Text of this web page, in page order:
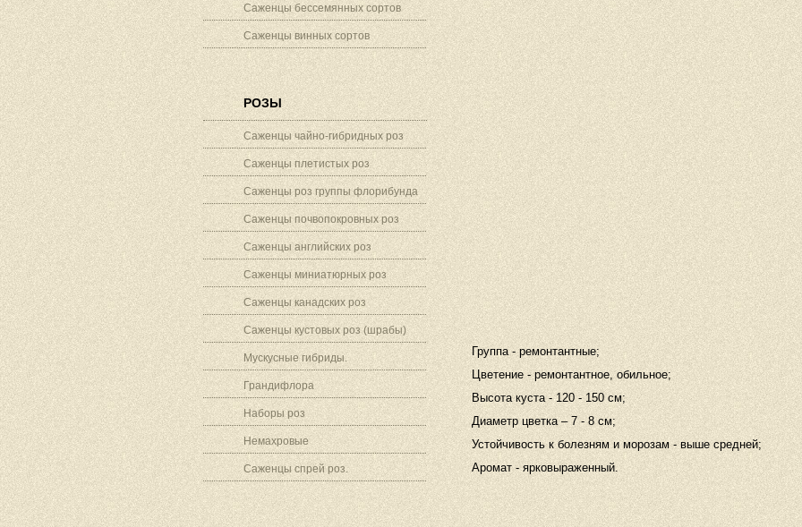
Саженцы бессемянных сортов
Саженцы винных сортов
РОЗЫ
Саженцы чайно-гибридных роз
Саженцы плетистых роз
Саженцы роз группы флорибунда
Саженцы почвопокровных роз
Саженцы английских роз
Саженцы миниатюрных роз
Саженцы канадских роз
Саженцы кустовых роз (шрабы)
Мускусные гибриды.
Грандифлора
Наборы роз
Немахровые
Саженцы спрей роз.
Группа - ремонтантные;
Цветение - ремонтантное, обильное;
Высота куста - 120 - 150 см;
Диаметр цветка – 7 - 8 см;
Устойчивость к болезням и морозам - выше средней;
Аромат - ярковыраженный.